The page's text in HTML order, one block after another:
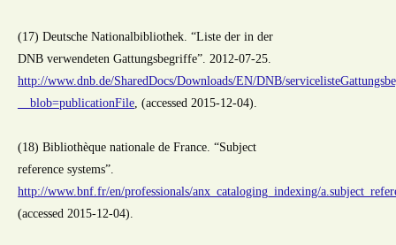
(17) Deutsche Nationalbibliothek. “Liste der in der
DNB verwendeten Gattungsbegriffe”. 2012-07-25.
http://www.dnb.de/SharedDocs/Downloads/EN/DNB/
__blob=publicationFile, (accessed 2015-12-04).
(18) Bibliothèque nationale de France. “Subject
reference systems”.
http://www.bnf.fr/en/professionals/anx_cataloging_indexing/
(accessed 2015-12-04).